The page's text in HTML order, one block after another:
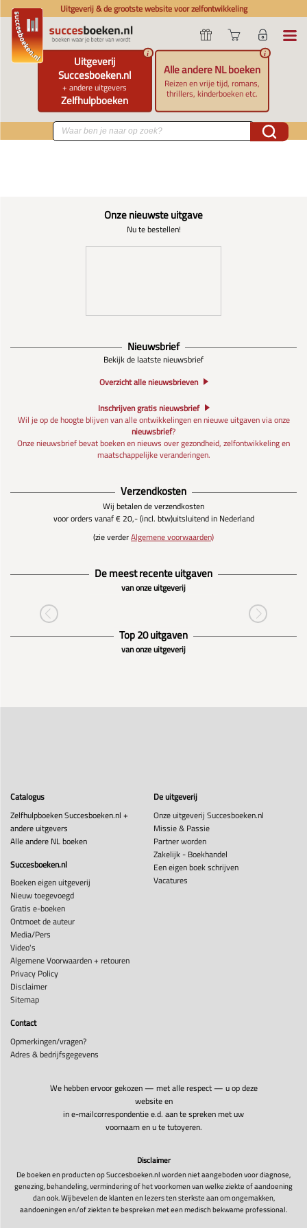
Uitgeverij & de grootste website voor zelfontwikkeling
Uitgeverij
Succesboeken.nl
+ andere uitgevers
Zelfhulpboeken
i
Alle andere NL boeken
Reizen en vrije tijd, romans,
thrillers, kinderboeken etc.
i
Onze nieuwste uitgave
Nu te bestellen!
Nieuwsbrief
Bekijk de laatste nieuwsbrief
Overzicht alle nieuwsbrieven
Inschrijven gratis nieuwsbrief
Wil je op de hoogte blijven van alle ontwikkelingen en nieuwe uitgaven via onze
nieuwsbrief?
Onze nieuwsbrief bevat boeken en nieuws over gezondheid, zelfontwikkeling en
maatschappelijke veranderingen.
Verzendkosten
Wij betalen de verzendkosten
voor orders vanaf € 20,- (incl. btw)uitsluitend in Nederland
(zie verderAlgemene voorwaarden)
De meest recente uitgaven
van onze uitgeverij
Top 20 uitgaven
van onze uitgeverij
Catalogus
Zelfhulpboeken Succesboeken.nl +
andere uitgevers
Alle andere NL boeken
Succesboeken.nl
Boeken eigen uitgeverij
Nieuw toegevoegd
Gratis e-boeken
Ontmoet de auteur
Media/Pers
Video's
Algemene Voorwaarden + retouren
Privacy Policy
Disclaimer
Sitemap
De uitgeverij
Onze uitgeverij Succesboeken.nl
Missie & Passie
Partner worden
Zakelijk - Boekhandel
Een eigen boek schrijven
Vacatures
Contact
Opmerkingen/vragen?
Adres & bedrijfsgegevens
We hebben ervoor gekozen — met alle respect — u op deze
website en
in e-mailcorrespondentie e.d. aan te spreken met uw
voornaam en u te tutoyeren.
Disclaimer
De boeken en producten op Succesboeken.nl worden niet aangeboden voor diagnose,
genezing, behandeling, vermindering of het voorkomen van welke ziekte of aandoening
dan ook. Wij bevelen de klanten en lezers ten sterkste aan om ongemakken,
aandoeningen en/of ziekten te bespreken met een medisch bekwame professional.